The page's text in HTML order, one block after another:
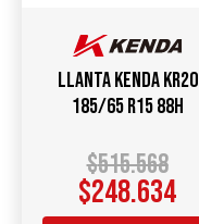
Llanta KENDA KR20
185/65 R15 88H
$515.568
$248.634